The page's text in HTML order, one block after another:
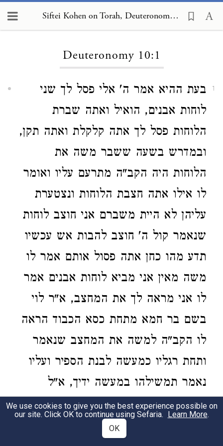
Siftei Kohen on Torah, Deuteronomy 10:1
Deuteronomy 10:1
1
בעת ההיא אמר ה' אלי פסל לך שני
לוחות אבנים, הואיל ואתה שברת
הלוחות פסל לך אתה קלקלת ואתה תקן,
ובמדרש בשעה ששבר משה את
הלוחות היה הקב"ה מתרעם עליו ואומר
לו אילו אתה חצבת הלוחות ונצטערת
עליהן לא היית משברם אני חוצב לוחות
שנאמר קול ה' חוצב להבות אש עכשיו
תדע מהו כחן אתה פסול אותם אמר לו
משה מאין אני מביא לוחות אבנים אמר
לו אני מראה לך את המחצב, א"ר לוי
בשם בר חמא מתחת כסא הכבוד הראה
לו הקב"ה למשה את המחצב שנאמר
ותחת רגליו כמעשה לבנת הספיר ועליו
נאמר תמשילהו במעשה ידיך, א"ל
הקב"ה חצוב מכאן שני לוחות אבנים
כראשונים מה הראשונים ארכן ששה
We use cookies to give you the best experience possible on
our site. Click OK to continue using Sefaria. Learn More.
OK